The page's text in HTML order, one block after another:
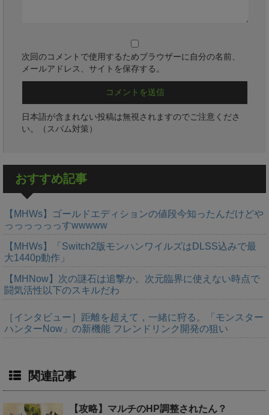
次回のコメントで使用するためブラウザーに自分の名前、
メールアドレス、サイトを保存する。
日本語が含まれない投稿は無視されますのでご注意くださ
い。（スパム対策）
おすすめ記事
【MHWs】ゴールドエディションの値段今知ったんだけどや
っっっっっっすwwwww
【MHWs】「Switch2版モンハンワイルズはDLSS込みで最
大1440p動作」
【MHNow】次の謎石は追撃か。次元臨界に使えない時点で
闘気活性以下のスキルだわ
［インタビュー］距離を超えて，一緒に狩る。「モンスター
ハンターNow」の新機能 フレンドリンク開発の狙い
関連記事
【攻略】マルチのHP調整されたん？